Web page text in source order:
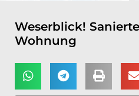
Weserblick!
Wohnung